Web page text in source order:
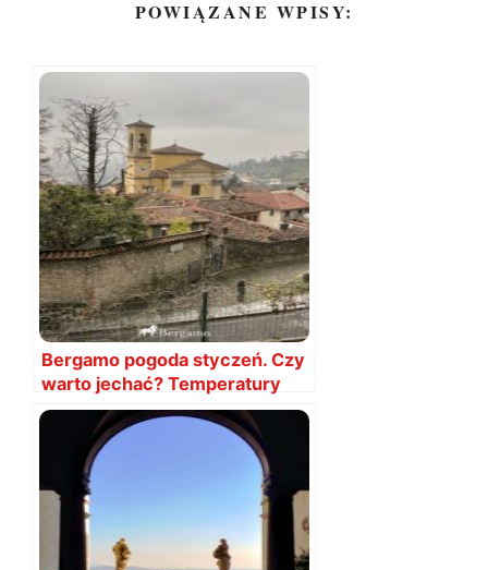
POWIĄZANE WPISY:
Bergamo pogoda styczeń. Czy
warto jechać? Temperatury